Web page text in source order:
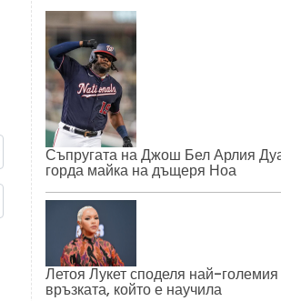
Съпругата на Джош Бел Арлия
горда майка на дъщеря Ноа
Летоя Лукет споделя най-големия
връзката, който е научила